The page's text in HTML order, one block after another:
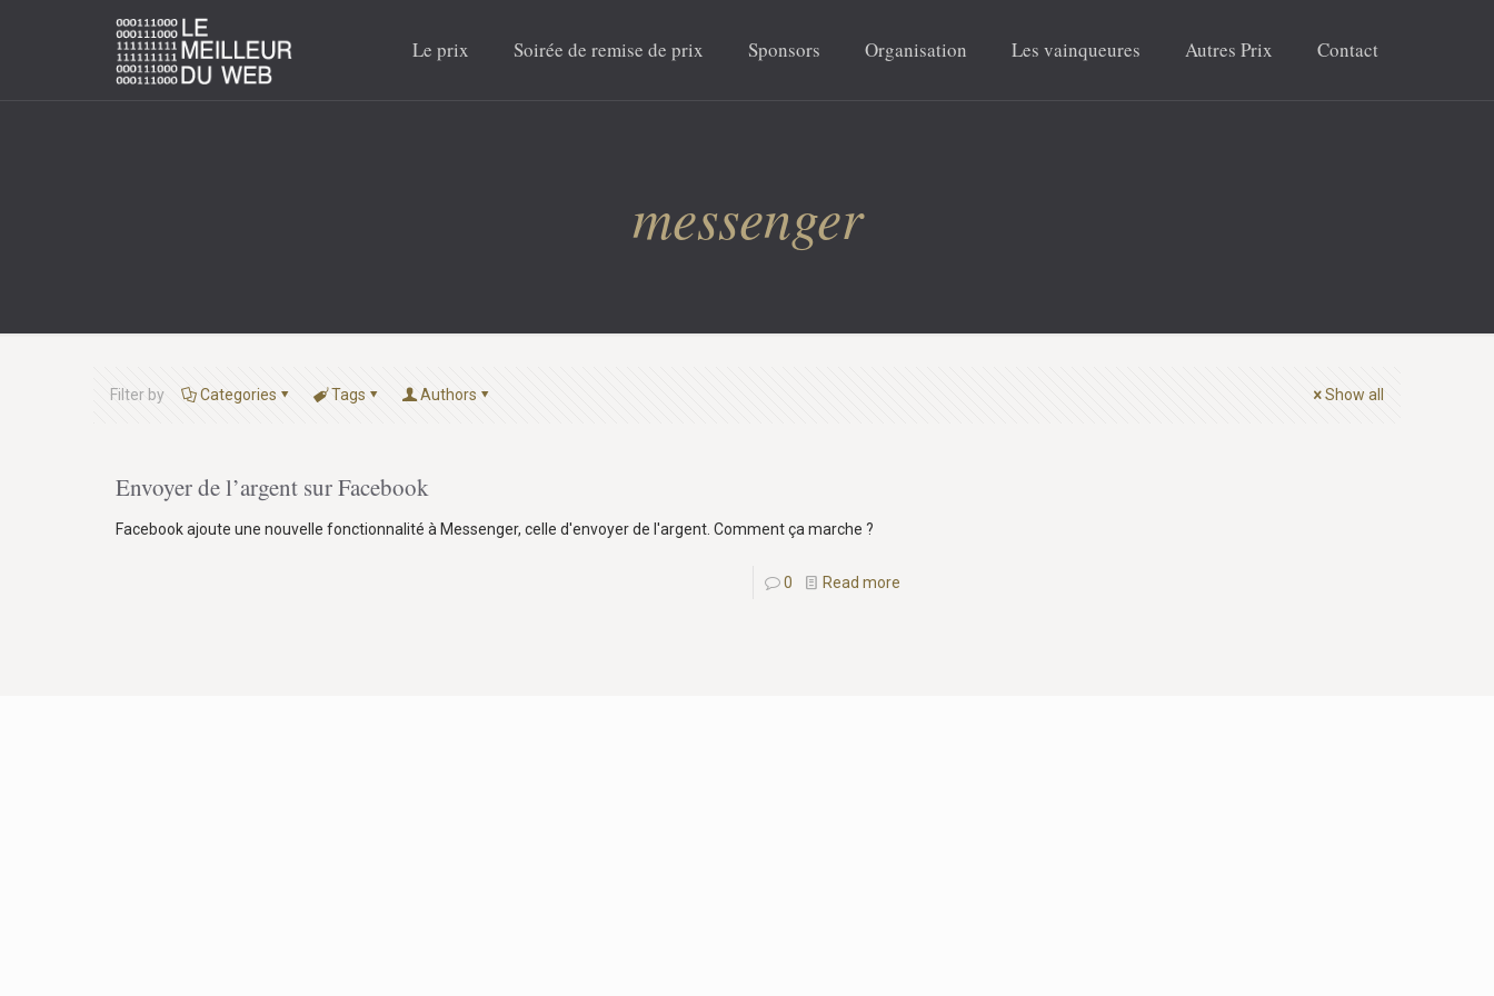
Le prix Soirée de remise de prix Sponsors Organisation Les vainqueures Autres Prix Contact
messenger
Filter by Categories Tags Authors Show all
Envoyer de l’argent sur Facebook
Facebook ajoute une nouvelle fonctionnalité à Messenger, celle d'envoyer de l'argent. Comment ça marche ?
0 Read more